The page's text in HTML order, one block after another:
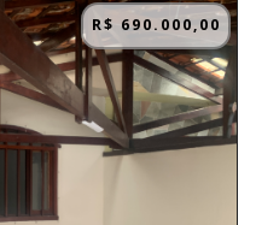
R$ 690.000,00